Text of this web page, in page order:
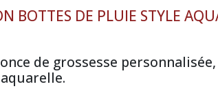
BOTTES DE PLUIE STYLE
de grossesse